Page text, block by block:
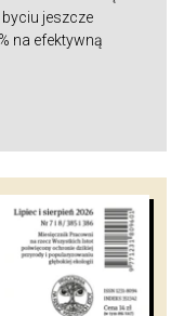
jeszcze
na efektywną